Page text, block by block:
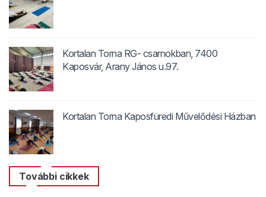
Kortalan Torna RG- csarnokban, 7400
Kaposvár, Arany János u.97.
Kortalan Torna Kaposfüredi Művelődési Házban
További cikkek